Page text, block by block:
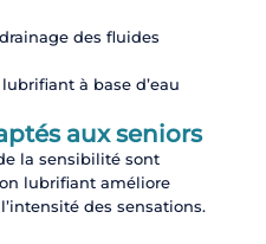
des fluides
à base d’eau
aux seniors
la sensibilité sont
lubrifiant améliore
des sensations.